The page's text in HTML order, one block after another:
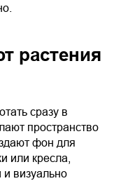
растения
сразу в
пространство
фон для
или кресла,
визуально